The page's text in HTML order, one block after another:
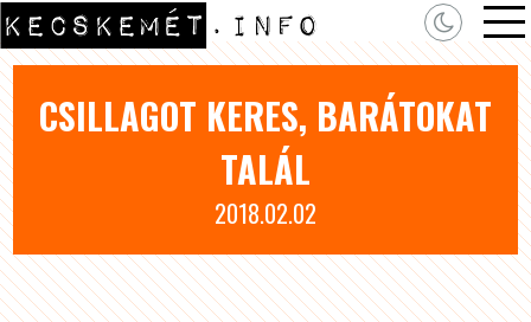
CSILLAGOT KERES, BARÁTOKAT
TALÁL
2018.02.02